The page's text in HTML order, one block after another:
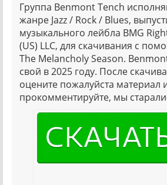
Группа Benmont Tench
жанре Jazz / Rock / Blues,
музыкального лейбла BMG
(US) LLC, для скачивания с
The Melancholy Season.
свой в 2025 году. После
оцените пожалуйста материал
прокомментируйте, мы